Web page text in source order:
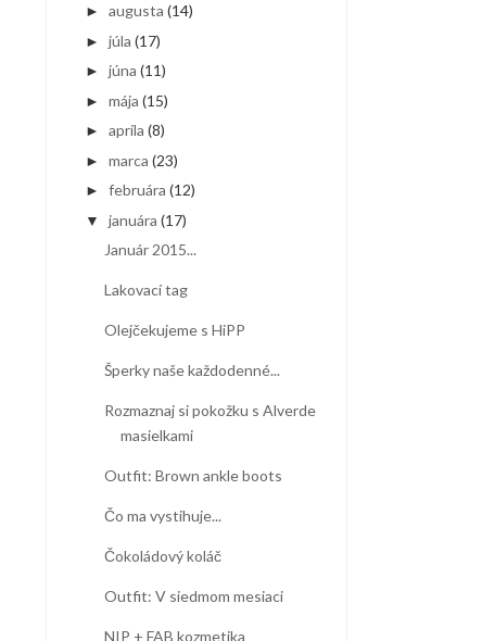
► augusta (14)
► júla (17)
► júna (11)
► mája (15)
► apríla (8)
► marca (23)
► februára (12)
▼ januára (17)
Január 2015...
Lakovací tag
Olejčekujeme s HiPP
Šperky naše každodenné...
Rozmaznaj si pokožku s Alverde
masielkami
Outfit: Brown ankle boots
Čo ma vystihuje...
Čokoládový koláč
Outfit: V siedmom mesiaci
NIP + FAB kozmetika